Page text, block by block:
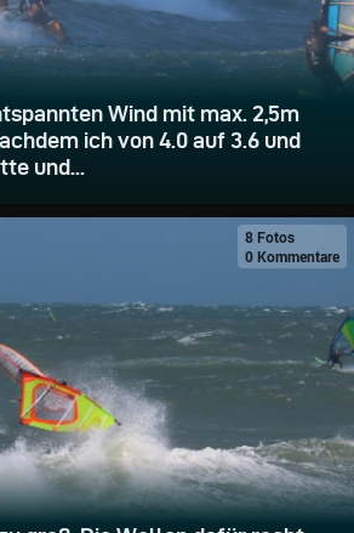
Wind mit max. 2,5m
ich von 4.0 auf 3.6 und
und...
8 Fotos
0 Kommentare